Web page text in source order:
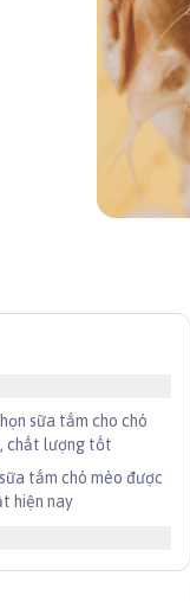
sữa tắm cho chó
chất lượng tốt
tắm chó mèo được
hiện nay